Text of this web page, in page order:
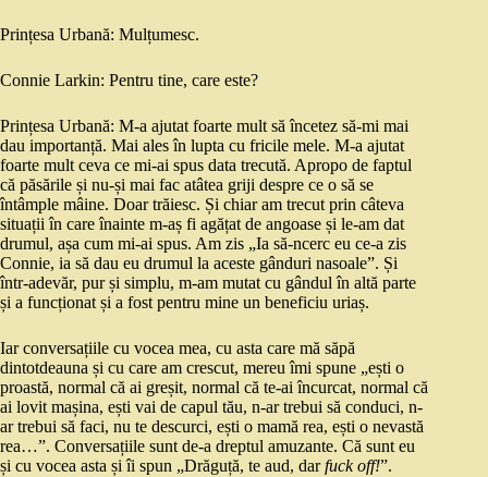
Prințesa Urbană: Mulțumesc.
Connie Larkin: Pentru tine, care este?
Prințesa Urbană: M-a ajutat foarte mult să încetez să-mi mai
dau importanță. Mai ales în lupta cu fricile mele. M-a ajutat
foarte mult ceva ce mi-ai spus data trecută. Apropo de faptul
că păsările și nu-și mai fac atâtea griji despre ce o să se
întâmple mâine. Doar trăiesc. Și chiar am trecut prin câteva
situații în care înainte m-aș fi agățat de angoase și le-am dat
drumul, așa cum mi-ai spus. Am zis „Ia să-ncerc eu ce-a zis
Connie, ia să dau eu drumul la aceste gânduri nasoale”. Și
într-adevăr, pur și simplu, m-am mutat cu gândul în altă parte
și a funcționat și a fost pentru mine un beneficiu uriaș.
Iar conversațiile cu vocea mea, cu asta care mă săpă
dintotdeauna și cu care am crescut, mereu îmi spune „ești o
proastă, normal că ai greșit, normal că te-ai încurcat, normal că
ai lovit mașina, ești vai de capul tău, n-ar trebui să conduci, n-
ar trebui să faci, nu te descurci, ești o mamă rea, ești o nevastă
rea…”. Conversațiile sunt de-a dreptul amuzante. Că sunt eu
și cu vocea asta și îi spun „Drăguță, te aud, darfuck off!”.